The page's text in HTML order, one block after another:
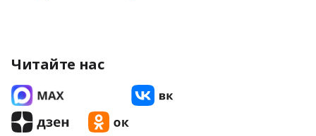
Читайте нас